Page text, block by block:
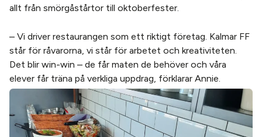
allt från smörgåstårtor till oktoberfester.
– Vi driver restaurangen som ett riktigt företag. Kalmar FF
står för råvarorna, vi står för arbetet och kreativiteten.
Det blir win-win – de får maten de behöver och våra
elever får träna på verkliga uppdrag, förklarar Annie.